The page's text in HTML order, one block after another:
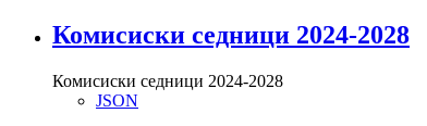
Комисиски седници 2024-2028
Комисиски седници 2024-2028
JSON